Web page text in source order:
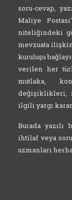
soru-cevap,
Maliye
niteliğindeki
mevzuata
kuruluşu
verilen her
mutlaka,
değişiklikleri,
ilgili yargı
Burada yazılı
ihtilaf veya
uzmanları